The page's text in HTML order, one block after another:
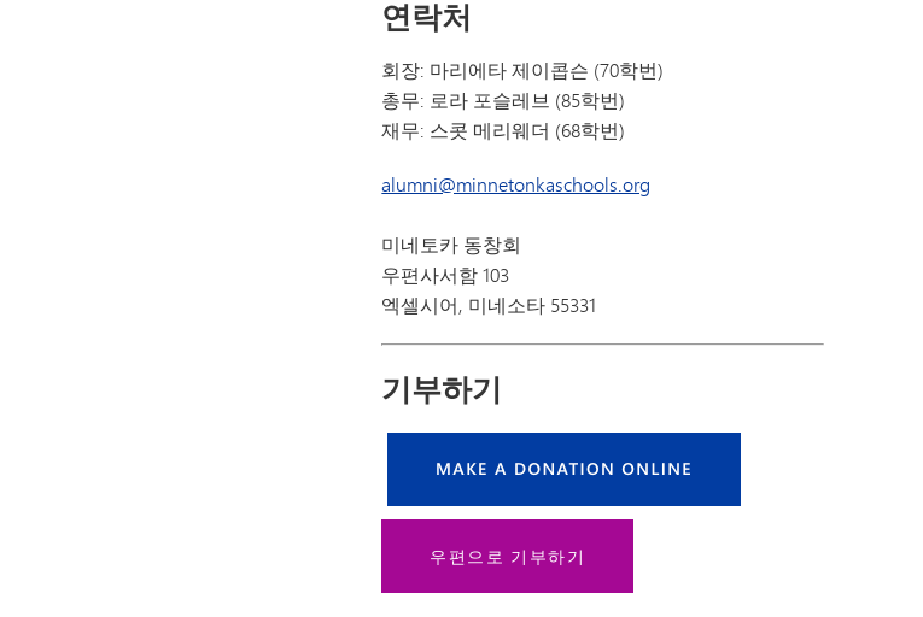
연락처
회장: 마리에타 제이콥슨 (70학번)
총무: 로라 포슬레브 (85학번)
재무: 스콧 메리웨더 (68학번)
alumni@minnetonkaschools.org
미네토카 동창회
우편사서함 103
엑셀시어, 미네소타 55331
기부하기
우편으로 기부하기